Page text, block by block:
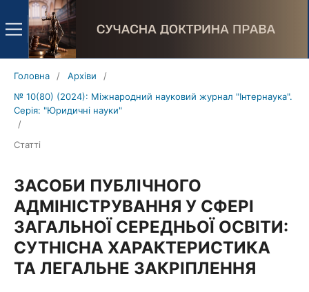
Головна / Архіви
/
№ 10(80) (2024): Міжнародний науковий журнал "Інтернаука".
Серія: "Юридичні науки"
/
Статті
ЗАСОБИ ПУБЛІЧНОГО
АДМІНІСТРУВАННЯ У СФЕРІ
ЗАГАЛЬНОЇ СЕРЕДНЬОЇ ОСВІТИ:
СУТНІСНА ХАРАКТЕРИСТИКА
ТА ЛЕГАЛЬНЕ ЗАКРІПЛЕННЯ